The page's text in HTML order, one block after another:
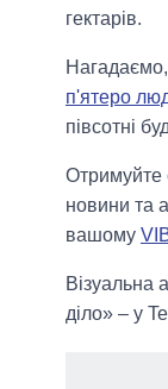
гектарів.
Нагадаємо,
п'ятеро
півсотні
Отримуйте
новини та
вашому
Візуальна
діло» – у